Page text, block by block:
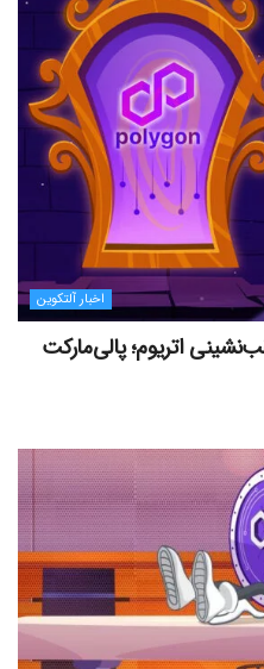
اخبار آلتکوین
اتریوم؛ پالی‌مارکت